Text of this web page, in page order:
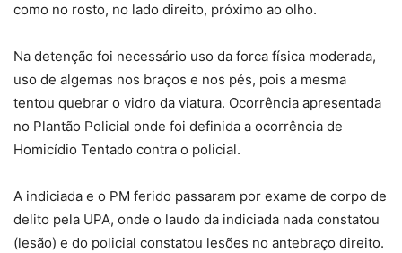
como no rosto, no lado direito, próximo ao olho.
Na detenção foi necessário uso da forca física moderada,
uso de algemas nos braços e nos pés, pois a mesma
tentou quebrar o vidro da viatura. Ocorrência apresentada
no Plantão Policial onde foi definida a ocorrência de
Homicídio Tentado contra o policial.
A indiciada e o PM ferido passaram por exame de corpo de
delito pela UPA, onde o laudo da indiciada nada constatou
(lesão) e do policial constatou lesões no antebraço direito.